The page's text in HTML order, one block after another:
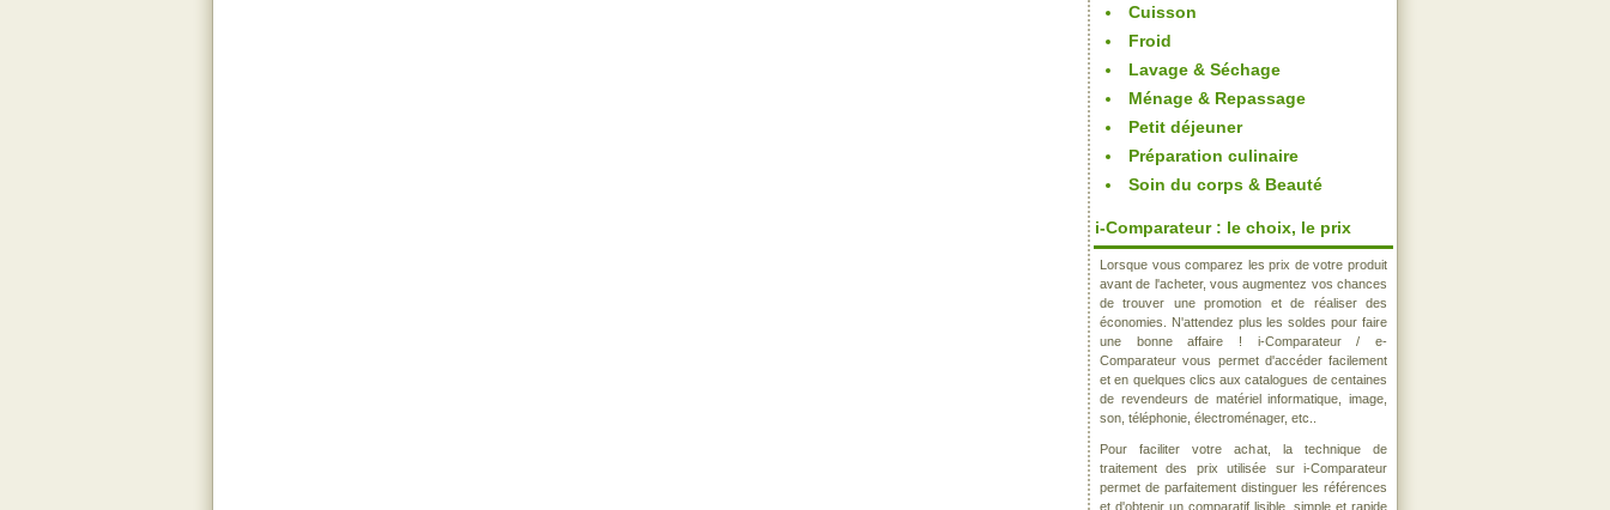
Cuisson
Froid
Lavage & Séchage
Ménage & Repassage
Petit déjeuner
Préparation culinaire
Soin du corps & Beauté
i-Comparateur : le choix, le prix
Lorsque vous comparez les prix de votre produit
avant de l'acheter, vous augmentez vos chances
de trouver une promotion et de réaliser des
économies. N'attendez plus les soldes pour faire
une bonne affaire ! i-Comparateur / e-
Comparateur vous permet d'accéder facilement
et en quelques clics aux catalogues de centaines
de revendeurs de matériel informatique, image,
son, téléphonie, électroménager, etc..
Pour faciliter votre achat, la technique de
traitement des prix utilisée sur i-Comparateur
permet de parfaitement distinguer les références
et d'obtenir un comparatif lisible, simple et rapide